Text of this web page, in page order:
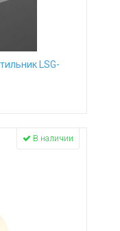
LSG-
В наличии